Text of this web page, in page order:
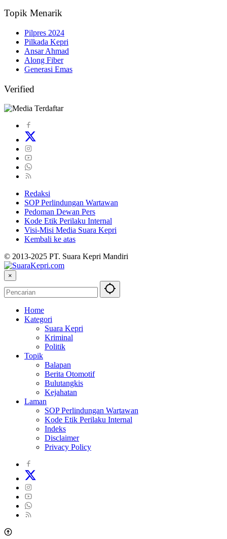
Topik Menarik
Pilpres 2024
Pilkada Kepri
Ansar Ahmad
Along Fiber
Generasi Emas
Verified
Redaksi
SOP Perlindungan Wartawan
Pedoman Dewan Pers
Kode Etik Perilaku Internal
Visi-Misi Media Suara Kepri
Kembali ke atas
© 2013-2025 PT. Suara Kepri Mandiri
×
Home
Kategori
Suara Kepri
Kriminal
Politik
Topik
Balapan
Berita Otomotif
Bulutangkis
Kejahatan
Laman
SOP Perlindungan Wartawan
Kode Etik Perilaku Internal
Indeks
Disclaimer
Privacy Policy